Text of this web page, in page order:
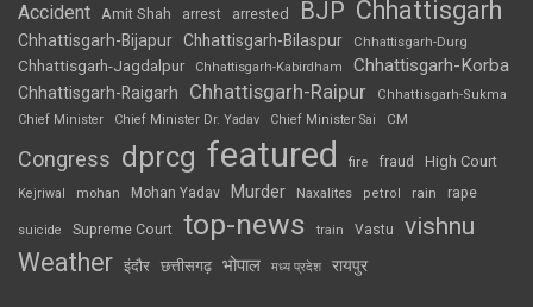
Accident Amit Shah arrest arrested BJP Chhattisgarh
Chhattisgarh-Bijapur Chhattisgarh-Bilaspur Chhattisgarh-Durg
Chhattisgarh-Jagdalpur Chhattisgarh-Kabirdham Chhattisgarh-Korba
Chhattisgarh-Raigarh Chhattisgarh-Raipur
Chhattisgarh-Sukma
Chief Minister
Chief Minister Dr. Yadav Chief Minister Sai CM
Congress dprcg featured fire fraud High Court
Kejriwal mohan Mohan Yadav Murder Naxalites petrol rain rape
suicide Supreme Court top-news train Vastu vishnu
Weather इंदौर छत्तीसगढ़ भोपाल मध्य प्रदेश रायपुर